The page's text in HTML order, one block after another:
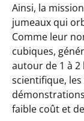
Ainsi, la
jumeaux qui
Comme leur
cubiques,
autour de 1 à
scientifique,
faible coût et